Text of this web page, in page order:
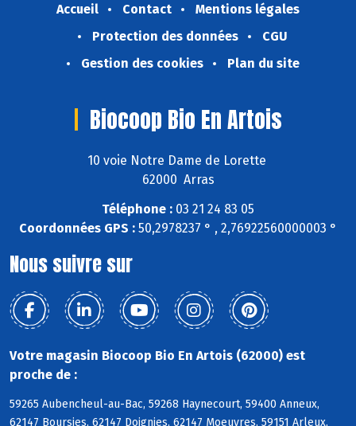
Accueil Contact
Mentions légales
Protection des données
CGU
Gestion des cookies
Plan du site
Biocoop Bio En Artois
10 voie Notre Dame de Lorette
62000 Arras
Téléphone : 03 21 24 83 05
Coordonnées GPS : 50,2978237 ° , 2,76922560000003 °
Nous suivre sur
Votre magasin Biocoop Bio En Artois (62000) est
proche de :
59265 Aubencheul-au-Bac, 59268 Haynecourt, 59400 Anneux,
62147 Boursies, 62147 Doignies, 62147 Moeuvres, 59151 Arleux,